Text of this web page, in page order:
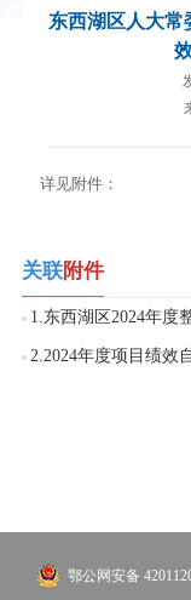
东西湖区人大常
详见附件：
关联附件
1.东西湖区2024年度
2.2024年度项目绩效
鄂公网安备